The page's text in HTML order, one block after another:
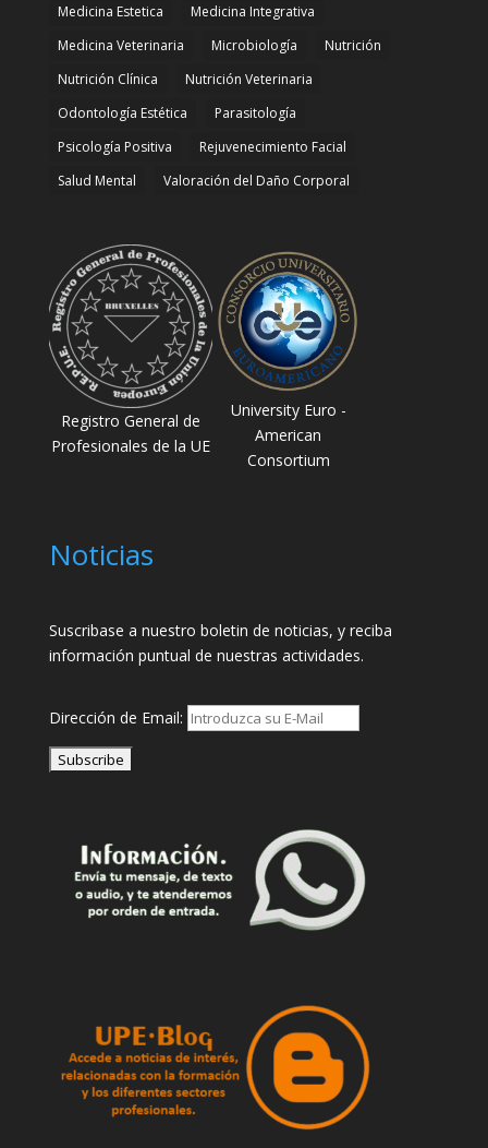
Medicina Estetica
Medicina Integrativa
Medicina Veterinaria
Microbiología
Nutrición
Nutrición Clínica
Nutrición Veterinaria
Odontología Estética
Parasitología
Psicología Positiva
Rejuvenecimiento Facial
Salud Mental
Valoración del Daño Corporal
Registro General de
Profesionales de la UE
University Euro -
American
Consortium
Noticias
Suscribase a nuestro boletin de noticias, y reciba
información puntual de nuestras actividades.
Dirección de Email: